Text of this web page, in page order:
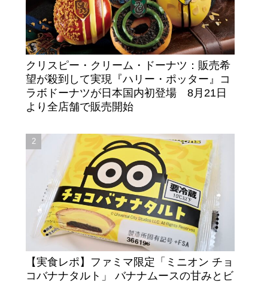
クリスピー・クリーム・ドーナツ：販売希
望が殺到して実現『ハリー・ポッター』コ
ラボドーナツが日本国内初登場 8月21日
より全店舗で販売開始
【実食レポ】ファミマ限定「ミニオン チョ
コバナナタルト」 バナナムースの甘みとビ